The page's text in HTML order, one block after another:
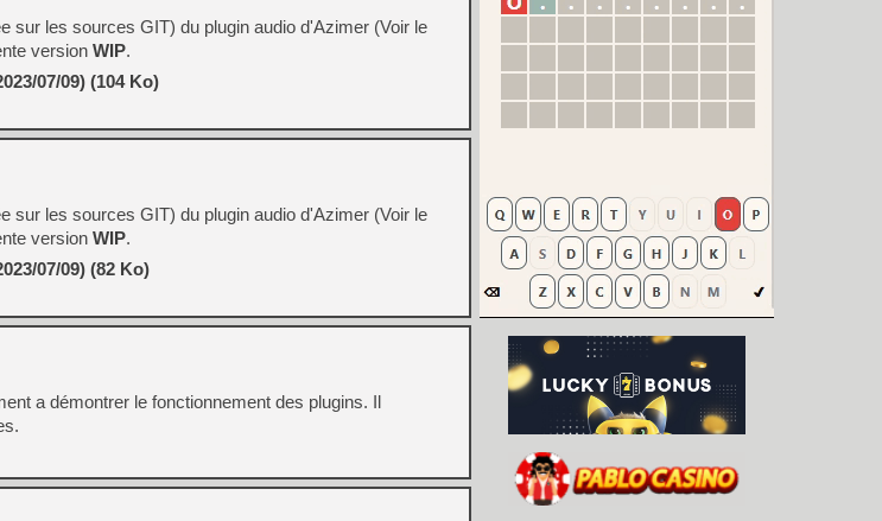
sur les sources GIT) du plugin audio d'Azimer (Voir le
version WIP.
07/09) (104 Ko)
sur les sources GIT) du plugin audio d'Azimer (Voir le
version WIP.
07/09) (82 Ko)
a démontrer le fonctionnement des plugins. Il